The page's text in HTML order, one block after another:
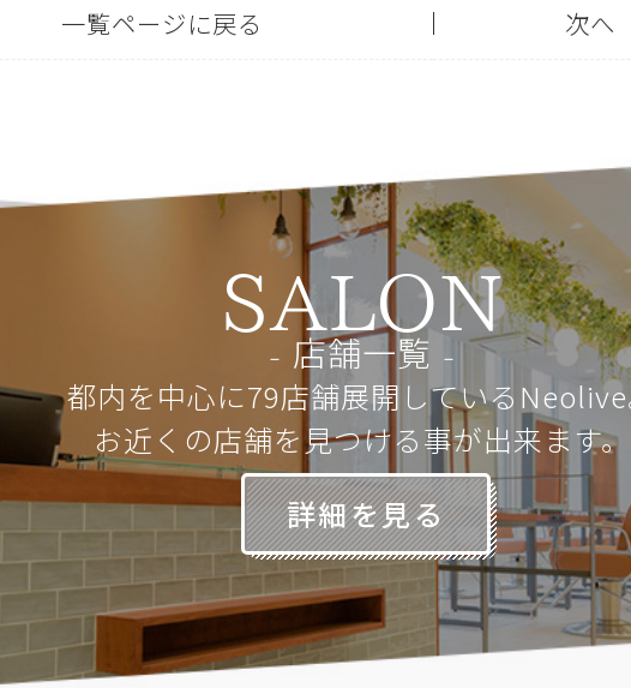
一覧ページに戻る 次へ
SALON
店舗一覧
都内を中心に79店舗展開している
お近くの店舗を見つける事が出来ます。
詳細を見る